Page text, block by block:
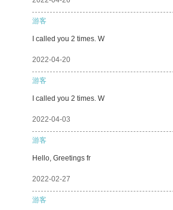
游客
I called you 2 times. W
2022-04-20
游客
I called you 2 times. W
2022-04-03
游客
Hello, Greetings fr
2022-02-27
游客